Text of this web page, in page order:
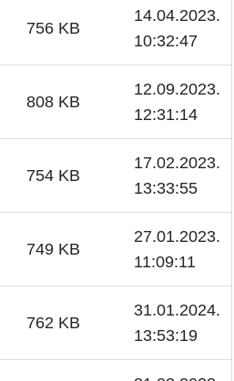
756 KB
14.04.2023.
10:32:47
808 KB
12.09.2023.
12:31:14
754 KB
17.02.2023.
13:33:55
749 KB
27.01.2023.
11:09:11
762 KB
31.01.2024.
13:53:19